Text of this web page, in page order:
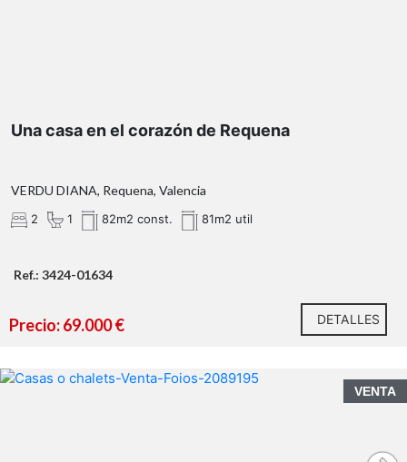
Una casa en el corazón de Requena
VERDU DIANA, Requena, Valencia
2 1 82m2 const. 81m2 util
Ref.: 3424-01634
Precio: 69.000 € DETALLES
VENTA